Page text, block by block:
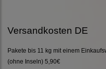
Versandkosten DE
Pakete bis 11 kg mit einem
(ohne Inseln) 5,90€